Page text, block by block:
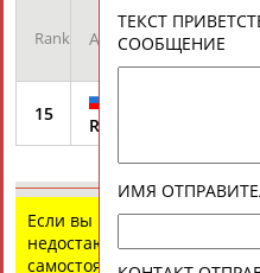
Rank Athlete
15
RUS
Если вы нашли ошибку в
недостающую
самостоятельно
ТЕКСТ
СООБЩЕНИЕ
ИМЯ